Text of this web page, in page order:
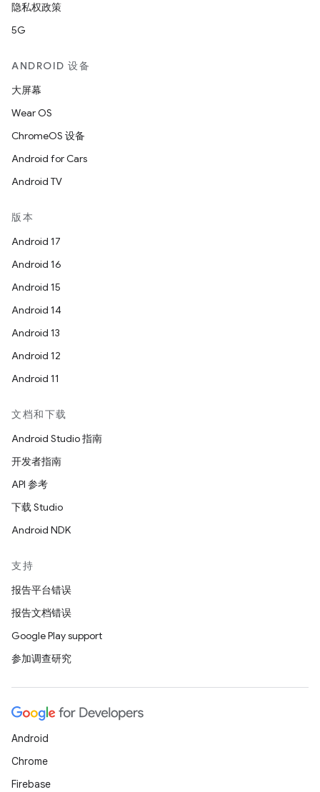
隐私权政策
5G
ANDROID 设备
大屏幕
Wear OS
ChromeOS 设备
Android for Cars
Android TV
版本
Android 17
Android 16
Android 15
Android 14
Android 13
Android 12
Android 11
文档和下载
Android Studio 指南
开发者指南
API 参考
下载 Studio
Android NDK
支持
报告平台错误
报告文档错误
Google Play support
参加调查研究
Android
Chrome
Firebase